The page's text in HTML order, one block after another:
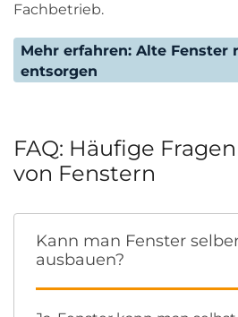
Fachbetrieb.
Mehr erfahren: Alte Fenster
entsorgen
FAQ: Häufige
von Fenstern
Kann man Fenster
ausbauen?